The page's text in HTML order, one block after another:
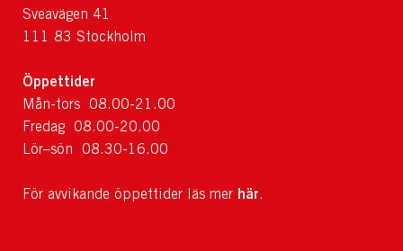
Sveavägen 41
111 83 Stockholm
Öppettider
Mån-tors 08.00-21.00
Fredag 08.00-20.00
Lör–sön 08.30-16.00
För avvikande öppettider läs mer här.